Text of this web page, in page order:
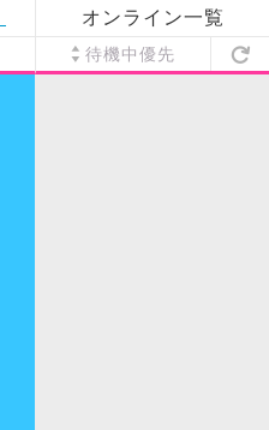
オンライン一覧
待機中優先